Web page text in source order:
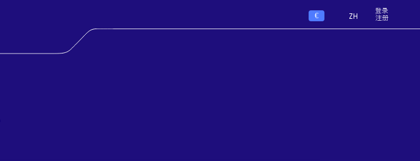
€ ZH
登录
注册